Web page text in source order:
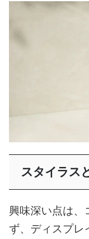
スタイラス
興味深い点は、
ず、ディスプレ